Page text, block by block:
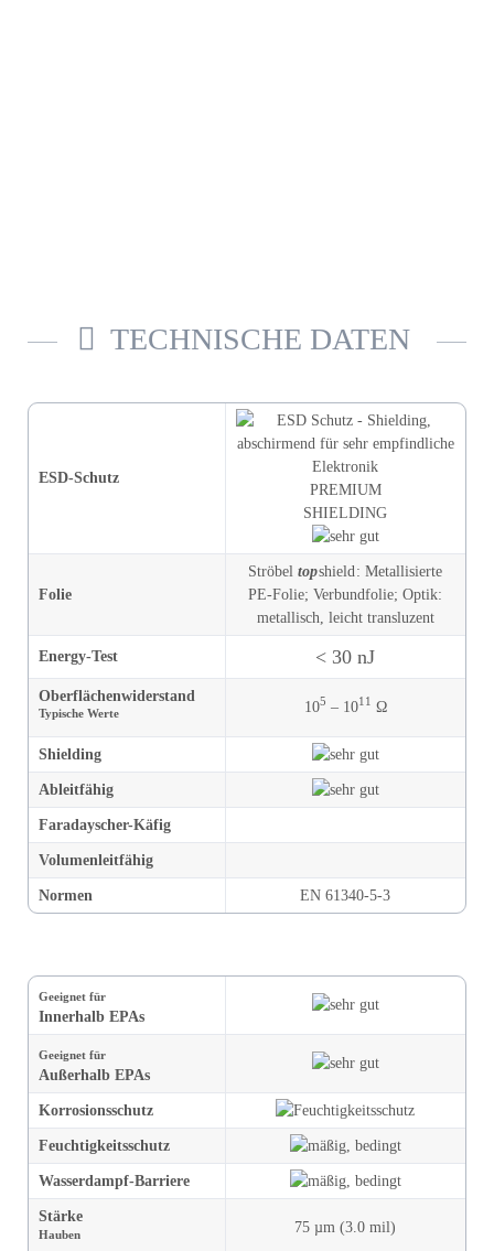
TECHNISCHE DATEN
ESD-Schutz
PREMIUM
SHIELDING
Folie
Ströbeltopshield :Metallisierte
PE-Folie;Verbund­folie;Optik:
metallisch, leicht transluzent
Energy-Test < 30 nJ
Oberflächen­widerstand
Typische Werte 105 – 1011 Ω
Shielding
Ableitfähig
Faradayscher-Käfig
Volumen­leitfähig
Normen EN 61340-5-3
Geeignet für
Innerhalb EPAs
Geeignet für
Außerhalb EPAs
Korrosions­schutz
Feuchtigkeits­schutz
Wasserdampf-Barriere
Stärke
Hauben 75 µm (3.0 mil)